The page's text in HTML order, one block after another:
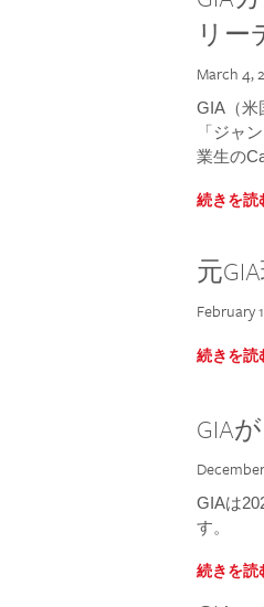
リー
March 4,
GIA（米
「ジャ
業生の
続きを読
元
February
続きを読
GIA
GIAは
す。
続きを読